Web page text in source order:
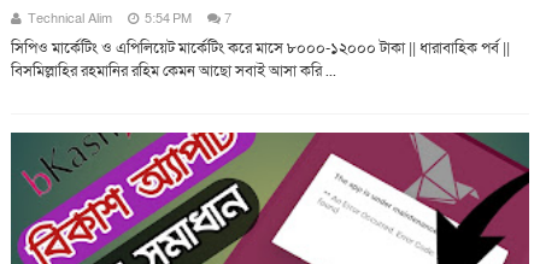
Technical Alim 5:54 PM 7
সিপিও মার্কেটিং ও এপিলিয়েট মার্কেটিং করে মাসে ৮০০০-১২০০০ টাকা || ধারাবাহিক পর্ব ||
বিসমিল্লাহির রহমানির রহিম কেমন আছো সবাই আসা করি ...